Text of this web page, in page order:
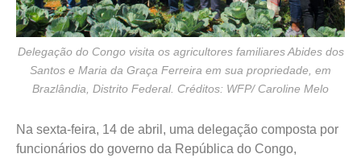
Delegação do Congo visita os agricultores familiares Abides dos
Santos e Maria da Graça Ferreira em sua propriedade, em
Brazlândia, Distrito Federal. Créditos: WFP/ Caroline Melo
Na sexta-feira, 14 de abril, uma delegação composta por
funcionários do governo da República do Congo,